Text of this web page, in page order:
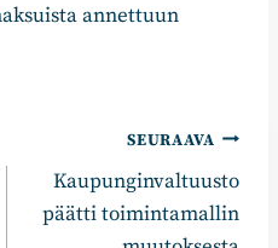
annettuun
SEURAAVA
Kaupunginvaltuusto
päätti toimintamallin